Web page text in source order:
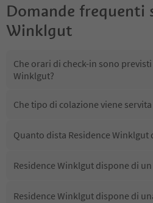
Domande frequenti
Winklgut
Che orari di check-in sono
Winklgut?
Che tipo di colazione viene
Quanto dista Residence Winklgut
Residence Winklgut dispone di
Residence Winklgut dispone di